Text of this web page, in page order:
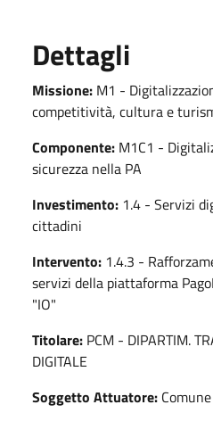
Dettagli
Missione: M1 -
competitività, cultura e
Componente: M1C1 -
sicurezza nella PA
Investimento: 1.4 - Servizi
cittadini
Intervento: 1.4.3 -
servizi della piattaforma
"IO"
Titolare: PCM - DIPARTIM.
DIGITALE
Soggetto Attuatore: